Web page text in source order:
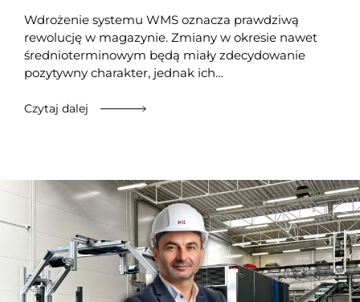
Wdrożenie systemu WMS oznacza prawdziwą
rewolucję w magazynie. Zmiany w okresie nawet
średnioterminowym będą miały zdecydowanie
pozytywny charakter, jednak ich…
Czytaj dalej